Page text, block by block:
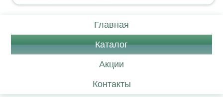
Главная
Каталог
Акции
Контакты